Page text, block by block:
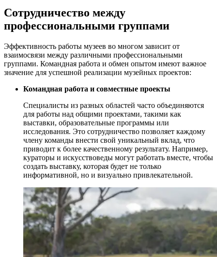
Сотрудничество между
профессиональными группами
Эффективность работы музеев во многом зависит от
взаимосвязи между различными профессиональными
группами. Командная работа и обмен опытом имеют важное
значение для успешной реализации музейных проектов:
Командная работа и совместные проекты
Специалисты из разных областей часто объединяются
для работы над общими проектами, такими как
выставки, образовательные программы или
исследования. Это сотрудничество позволяет каждому
члену команды внести свой уникальный вклад, что
приводит к более качественному результату. Например,
кураторы и искусствоведы могут работать вместе, чтобы
создать выставку, которая будет не только
информативной, но и визуально привлекательной.